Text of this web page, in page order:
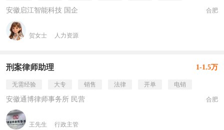
安徽启江智能科技 国企 合肥
贺女士 人力资源
刑案律师助理 1-1.5万
无需经验 大专 销售 法律 开单 电销
安徽通博律师事务所 民营 合肥
王先生 行政主管